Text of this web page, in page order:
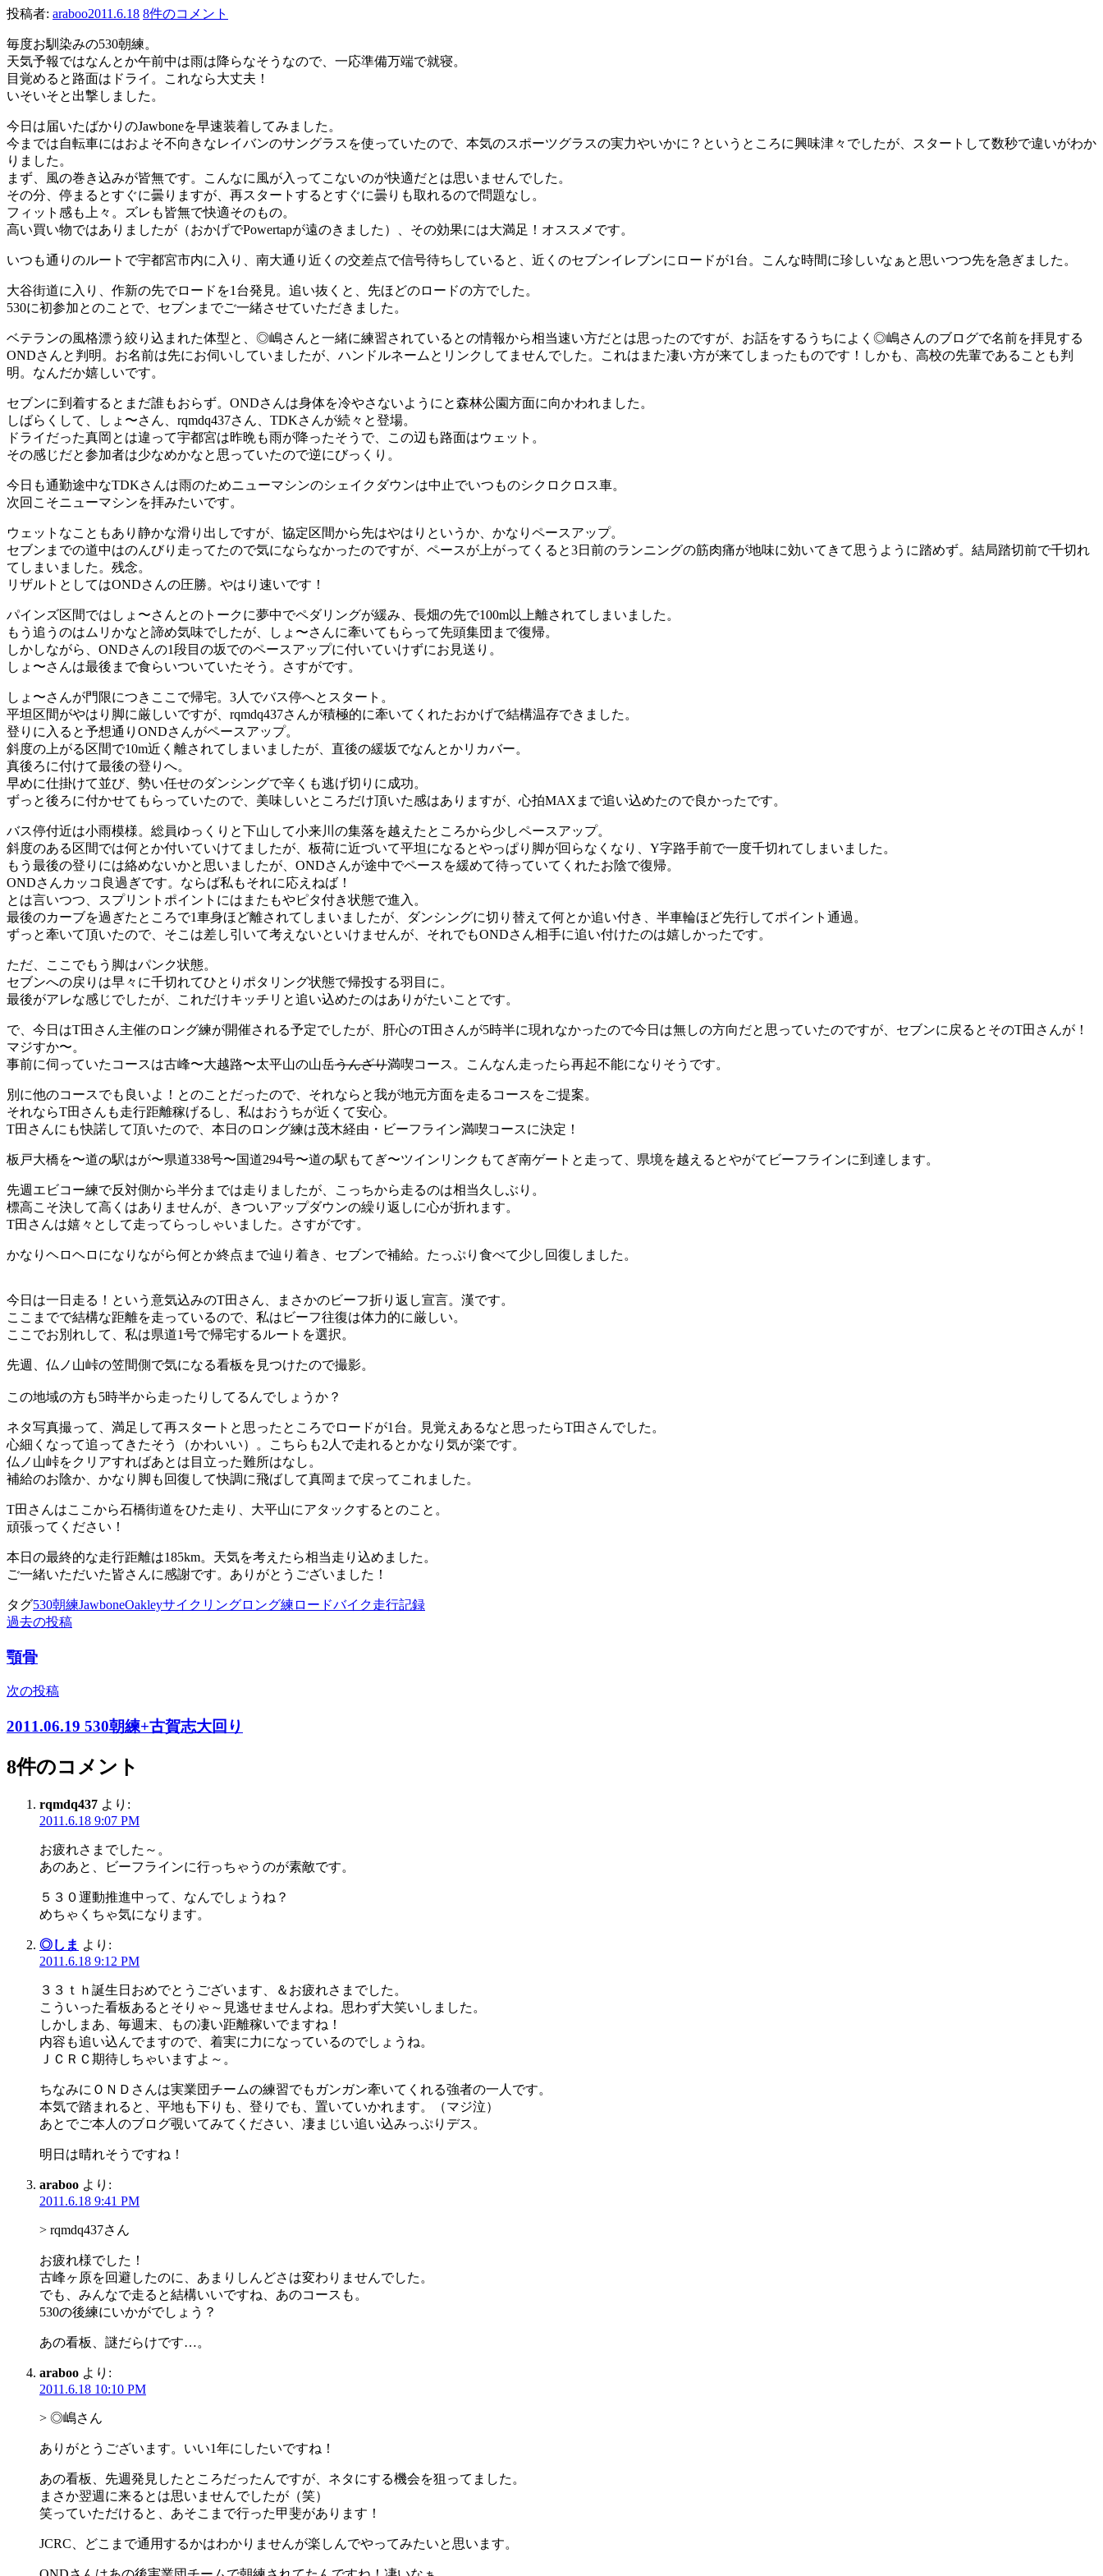
投稿者: araboo2011.6.18 8件のコメント
毎度お馴染みの530朝練。
天気予報ではなんとか午前中は雨は降らなそうなので、一応準備万端で就寝。
目覚めると路面はドライ。これなら大丈夫！
いそいそと出撃しました。
今日は届いたばかりのJawboneを早速装着してみました。
今までは自転車にはおよそ不向きなレイバンのサングラスを使っていたので、本気のスポーツグラスの実力やいかに？というところに興味津々でしたが、スタートして数秒で違いがわか
りました。
まず、風の巻き込みが皆無です。こんなに風が入ってこないのが快適だとは思いませんでした。
その分、停まるとすぐに曇りますが、再スタートするとすぐに曇りも取れるので問題なし。
フィット感も上々。ズレも皆無で快適そのもの。
高い買い物ではありましたが（おかげでPowertapが遠のきました）、その効果には大満足！オススメです。
いつも通りのルートで宇都宮市内に入り、南大通り近くの交差点で信号待ちしていると、近くのセブンイレブンにロードが1台。こんな時間に珍しいなぁと思いつつ先を急ぎました。
大谷街道に入り、作新の先でロードを1台発見。追い抜くと、先ほどのロードの方でした。
530に初参加とのことで、セブンまでご一緒させていただきました。
ベテランの風格漂う絞り込まれた体型と、◎嶋さんと一緒に練習されているとの情報から相当速い方だとは思ったのですが、お話をするうちによく◎嶋さんのブログで名前を拝見する
ONDさんと判明。お名前は先にお伺いしていましたが、ハンドルネームとリンクしてませんでした。これはまた凄い方が来てしまったものです！しかも、高校の先輩であることも判
明。なんだか嬉しいです。
セブンに到着するとまだ誰もおらず。ONDさんは身体を冷やさないようにと森林公園方面に向かわれました。
しばらくして、しょ〜さん、rqmdq437さん、TDKさんが続々と登場。
ドライだった真岡とは違って宇都宮は昨晩も雨が降ったそうで、この辺も路面はウェット。
その感じだと参加者は少なめかなと思っていたので逆にびっくり。
今日も通勤途中なTDKさんは雨のためニューマシンのシェイクダウンは中止でいつものシクロクロス車。
次回こそニューマシンを拝みたいです。
ウェットなこともあり静かな滑り出しですが、協定区間から先はやはりというか、かなりペースアップ。
セブンまでの道中はのんびり走ってたので気にならなかったのですが、ペースが上がってくると3日前のランニングの筋肉痛が地味に効いてきて思うように踏めず。結局踏切前で千切れ
てしまいました。残念。
リザルトとしてはONDさんの圧勝。やはり速いです！
パインズ区間ではしょ〜さんとのトークに夢中でペダリングが緩み、長畑の先で100m以上離されてしまいました。
もう追うのはムリかなと諦め気味でしたが、しょ〜さんに牽いてもらって先頭集団まで復帰。
しかしながら、ONDさんの1段目の坂でのペースアップに付いていけずにお見送り。
しょ〜さんは最後まで食らいついていたそう。さすがです。
しょ〜さんが門限につきここで帰宅。3人でバス停へとスタート。
平坦区間がやはり脚に厳しいですが、rqmdq437さんが積極的に牽いてくれたおかげで結構温存できました。
登りに入ると予想通りONDさんがペースアップ。
斜度の上がる区間で10m近く離されてしまいましたが、直後の緩坂でなんとかリカバー。
真後ろに付けて最後の登りへ。
早めに仕掛けて並び、勢い任せのダンシングで辛くも逃げ切りに成功。
ずっと後ろに付かせてもらっていたので、美味しいところだけ頂いた感はありますが、心拍MAXまで追い込めたので良かったです。
バス停付近は小雨模様。総員ゆっくりと下山して小来川の集落を越えたところから少しペースアップ。
斜度のある区間では何とか付いていけてましたが、板荷に近づいて平坦になるとやっぱり脚が回らなくなり、Y字路手前で一度千切れてしまいました。
もう最後の登りには絡めないかと思いましたが、ONDさんが途中でペースを緩めて待っていてくれたお陰で復帰。
ONDさんカッコ良過ぎです。ならば私もそれに応えねば！
とは言いつつ、スプリントポイントにはまたもやピタ付き状態で進入。
最後のカーブを過ぎたところで1車身ほど離されてしまいましたが、ダンシングに切り替えて何とか追い付き、半車輪ほど先行してポイント通過。
ずっと牽いて頂いたので、そこは差し引いて考えないといけませんが、それでもONDさん相手に追い付けたのは嬉しかったです。
ただ、ここでもう脚はパンク状態。
セブンへの戻りは早々に千切れてひとりポタリング状態で帰投する羽目に。
最後がアレな感じでしたが、これだけキッチリと追い込めたのはありがたいことです。
で、今日はT田さん主催のロング練が開催される予定でしたが、肝心のT田さんが5時半に現れなかったので今日は無しの方向だと思っていたのですが、セブンに戻るとそのT田さんが！
マジすか〜。
事前に伺っていたコースは古峰〜大越路〜太平山の山岳うんざり満喫コース。こんなん走ったら再起不能になりそうです。
別に他のコースでも良いよ！とのことだったので、それならと我が地元方面を走るコースをご提案。
それならT田さんも走行距離稼げるし、私はおうちが近くて安心。
T田さんにも快諾して頂いたので、本日のロング練は茂木経由・ビーフライン満喫コースに決定！
板戸大橋を〜道の駅はが〜県道338号〜国道294号〜道の駅もてぎ〜ツインリンクもてぎ南ゲートと走って、県境を越えるとやがてビーフラインに到達します。
先週エビコー練で反対側から半分までは走りましたが、こっちから走るのは相当久しぶり。
標高こそ決して高くはありませんが、きついアップダウンの繰り返しに心が折れます。
T田さんは嬉々として走ってらっしゃいました。さすがです。
かなりヘロヘロになりながら何とか終点まで辿り着き、セブンで補給。たっぷり食べて少し回復しました。
今日は一日走る！という意気込みのT田さん、まさかのビーフ折り返し宣言。漢です。
ここまでで結構な距離を走っているので、私はビーフ往復は体力的に厳しい。
ここでお別れして、私は県道1号で帰宅するルートを選択。
先週、仏ノ山峠の笠間側で気になる看板を見つけたので撮影。
この地域の方も5時半から走ったりしてるんでしょうか？
ネタ写真撮って、満足して再スタートと思ったところでロードが1台。見覚えあるなと思ったらT田さんでした。
心細くなって追ってきたそう（かわいい）。こちらも2人で走れるとかなり気が楽です。
仏ノ山峠をクリアすればあとは目立った難所はなし。
補給のお陰か、かなり脚も回復して快調に飛ばして真岡まで戻ってこれました。
T田さんはここから石橋街道をひた走り、大平山にアタックするとのこと。
頑張ってください！
本日の最終的な走行距離は185km。天気を考えたら相当走り込めました。
ご一緒いただいた皆さんに感謝です。ありがとうございました！
タグ530朝練JawboneOakleyサイクリングロング練 ロードバイク走行記録
投
稿
ビ
ゲ
ー
シ
過去の投稿
顎骨
次の投稿
2011.06.19 530朝練+古賀志大回り
8件のコメント
rqmdq437 より:
2011.6.18 9:07 PM
お疲れさまでした～。
あのあと、ビーフラインに行っちゃうのが素敵です。
５３０運動推進中って、なんでしょうね？
めちゃくちゃ気になります。
◎しま より:
2011.6.18 9:12 PM
３３ｔｈ誕生日おめでとうございます、＆お疲れさまでした。
こういった看板あるとそりゃ～見逃せませんよね。思わず大笑いしました。
しかしまあ、毎週末、もの凄い距離稼いでますね！
内容も追い込んでますので、着実に力になっているのでしょうね。
ＪＣＲＣ期待しちゃいますよ～。
ちなみにＯＮＤさんは実業団チームの練習でもガンガン牽いてくれる強者の一人です。
本気で踏まれると、平地も下りも、登りでも、置いていかれます。（マジ泣）
あとでご本人のブログ覗いてみてください、凄まじい追い込みっぷりデス。
明日は晴れそうですね！
araboo より:
2011.6.18 9:41 PM
> rqmdq437さん
お疲れ様でした！
古峰ヶ原を回避したのに、あまりしんどさは変わりませんでした。
でも、みんなで走ると結構いいですね、あのコースも。
530の後練にいかがでしょう？
あの看板、謎だらけです…。
araboo より:
2011.6.18 10:10 PM
> ◎嶋さん
ありがとうございます。いい1年にしたいですね！
あの看板、先週発見したところだったんですが、ネタにする機会を狙ってました。
まさか翌週に来るとは思いませんでしたが（笑）
笑っていただけると、あそこまで行った甲斐があります！
JCRC、どこまで通用するかはわかりませんが楽しんでやってみたいと思います。